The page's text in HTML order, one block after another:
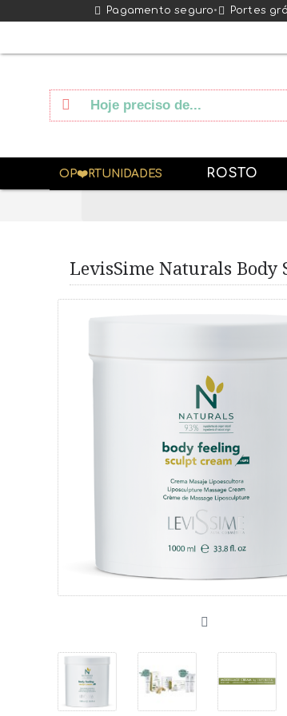
Pagamento seguro• Portes
OP❤️RTUNIDADES ROSTO
LevisSime Naturals Body